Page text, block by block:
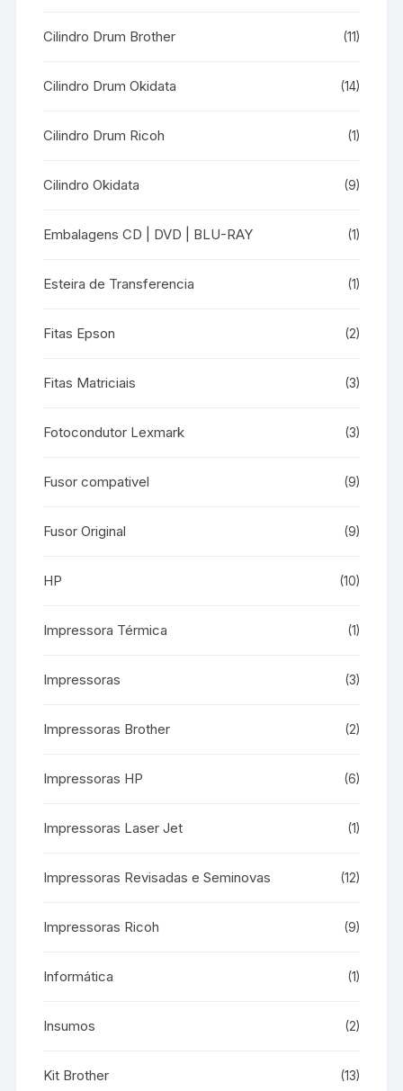
Cilindro Drum Brother (11)
Cilindro Drum Okidata (14)
Cilindro Drum Ricoh (1)
Cilindro Okidata (9)
Embalagens CD | DVD | BLU-RAY (1)
Esteira de Transferencia (1)
Fitas Epson (2)
Fitas Matriciais (3)
Fotocondutor Lexmark (3)
Fusor compativel (9)
Fusor Original (9)
HP (10)
Impressora Térmica (1)
Impressoras (3)
Impressoras Brother (2)
Impressoras HP (6)
Impressoras Laser Jet (1)
Impressoras Revisadas e Seminovas (12)
Impressoras Ricoh (9)
Informática (1)
Insumos (2)
Kit Brother (13)